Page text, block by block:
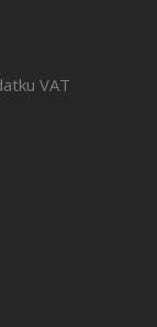
VAT